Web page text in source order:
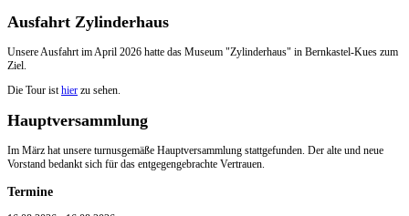
Ausfahrt Zylinderhaus
Unsere Ausfahrt im April 2026 hatte das Museum "Zylinderhaus" in Bernkastel-Kues zum
Ziel.
Die Tour isthier zu sehen.
Hauptversammlung
Im März hat unsere turnusgemäße Hauptversammlung stattgefunden. Der alte und neue
Vorstand bedankt sich für das entgegengebrachte Vertrauen.
Termine